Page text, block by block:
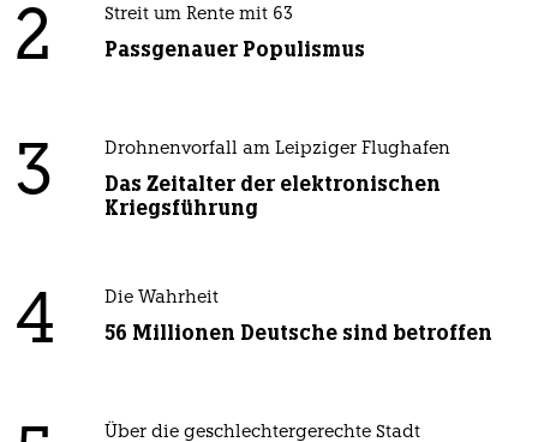
2 Streit um Rente mit 63
Passgenauer Populismus
3 Drohnenvorfall am Leipziger Flughafen
Das Zeitalter der elektronischen
Kriegsführung
4 Die Wahrheit
56 Millionen Deutsche sind betroffen
Über die geschlechtergerechte Stadt